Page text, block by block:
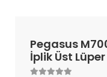
Pegasus
İplik Üst